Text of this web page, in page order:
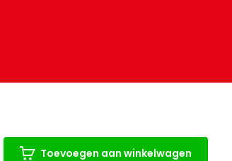
Toevoegen aan winkelwagen